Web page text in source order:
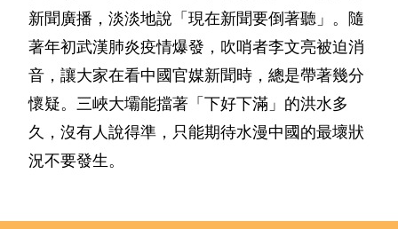
新聞廣播，淡淡地說「現在新聞要倒著聽」。隨
著年初武漢肺炎疫情爆發，吹哨者李文亮被迫消
音，讓大家在看中國官媒新聞時，總是帶著幾分
懷疑。三峽大壩能擋著「下好下滿」的洪水多
久，沒有人說得準，只能期待水漫中國的最壞狀
況不要發生。